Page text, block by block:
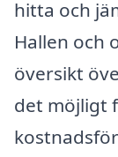
hitta och
Hallen och
översikt
det möjligt